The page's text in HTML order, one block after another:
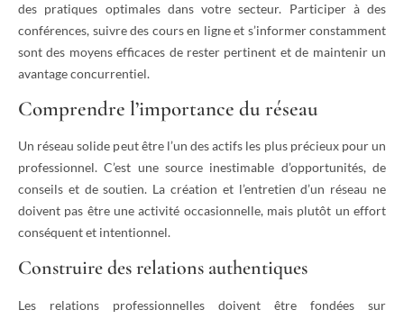
des pratiques optimales dans votre secteur. Participer à des
conférences, suivre des cours en ligne et s’informer constamment
sont des moyens efficaces de rester pertinent et de maintenir un
avantage concurrentiel.
Comprendre l’importance du réseau
Un réseau solide peut être l’un des actifs les plus précieux pour un
professionnel. C’est une source inestimable d’opportunités, de
conseils et de soutien. La création et l’entretien d’un réseau ne
doivent pas être une activité occasionnelle, mais plutôt un effort
conséquent et intentionnel.
Construire des relations authentiques
Les relations professionnelles doivent être fondées sur